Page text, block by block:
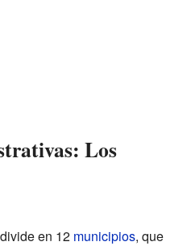
Los
en 12 municipios, que